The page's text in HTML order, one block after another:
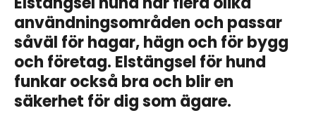
användningsområden och passar
såväl för hagar, hägn och för bygg
och företag. Elstängsel för hund
funkar också bra och blir en
säkerhet för dig som ägare.